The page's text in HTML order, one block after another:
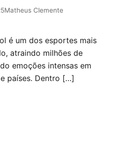
Matheus Clemente
é um dos esportes mais
atraindo milhões de
emoções intensas em
países. Dentro […]